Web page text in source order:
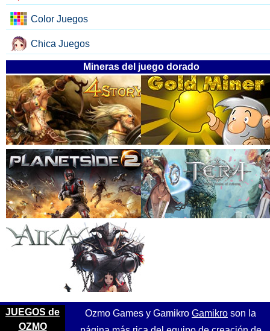
Color Juegos
Chica Juegos
Mineras del juego dorado
JUEGOS de
OZMO
Ozmo Games y Gamikro Gamikro son la